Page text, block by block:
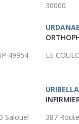
30000
49954
LE
Salouël
387